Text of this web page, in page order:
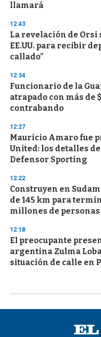
llamará
12:43
La revelación de Orsi
EE.UU. para recibir
callado”
12:34
Funcionario de la
atrapado con más de
contrabando
12:27
Mauricio Amaro fue
United: los detalles
Defensor Sporting
12:22
Construyen en
de 145 km para
millones de personas
12:18
El preocupante
argentina Zulma
situación de calle en